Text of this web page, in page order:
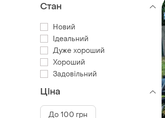
Стан
Новий
Ідеальний
Дуже хороший
Хороший
Задовільний
Ціна
До 100 грн